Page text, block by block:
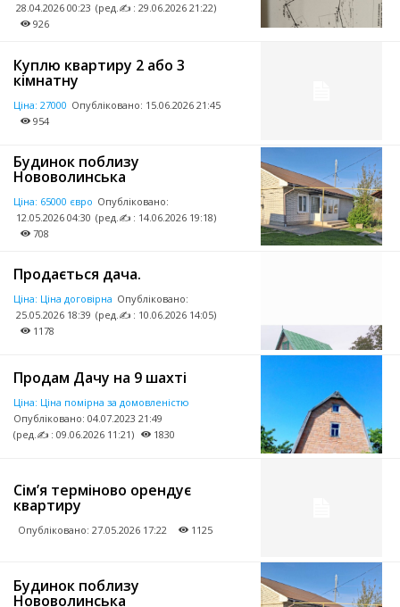
28.04.2026 00:23 (ред.✍ : 29.06.2026 21:22)
926
Куплю квартиру 2 або 3
кімнатну
Ціна: 27000 Опубліковано: 15.06.2026 21:45
954
Будинок поблизу
Нововолинська
Ціна: 65000 євро Опубліковано:
12.05.2026 04:30 (ред.✍ : 14.06.2026 19:18)
708
Продається дача.
Ціна: Ціна договірна Опубліковано:
25.05.2026 18:39 (ред.✍ : 10.06.2026 14:05)
1178
Продам Дачу на 9 шахті
Ціна: Ціна помірна за домовленістю
Опубліковано: 04.07.2023 21:49
(ред.✍ : 09.06.2026 11:21)
1830
Сім’я терміново орендує
квартиру
Опубліковано: 27.05.2026 17:22 1125
Будинок поблизу
Нововолинська